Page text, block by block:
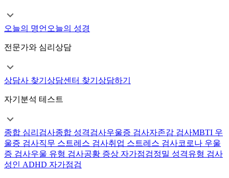
오늘의 명언 오늘의 성경
전문가와 심리상담
상담사 찾기 상담센터 찾기 상담하기
자기분석 테스트
종합 심리검사종합 성격검사우울증 검사자존감 검사MBTI 우
울증 검사직무 스트레스 검사취업 스트레스 검사코로나 우울
증 검사우울 유형 검사공황 증상 자가점검정밀 성격유형 검사
성인 ADHD 자가점검